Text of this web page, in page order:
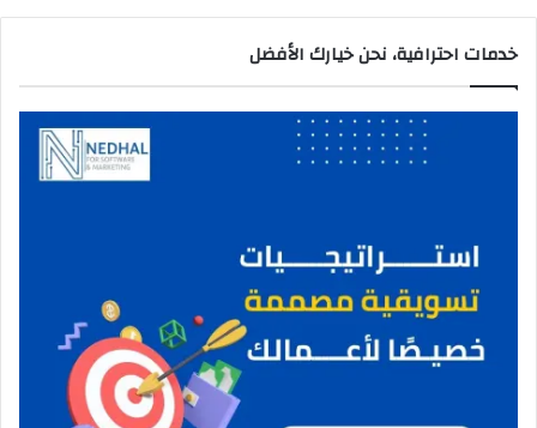
خدمات احترافية، نحن خيارك الأفضل